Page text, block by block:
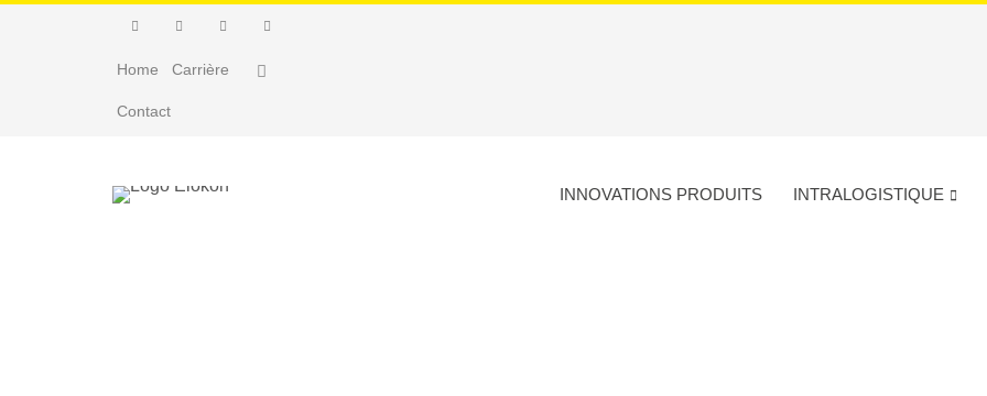
Home Carrière
Contact
INNOVATIONS PRODUITS INTRALOGISTIQUE